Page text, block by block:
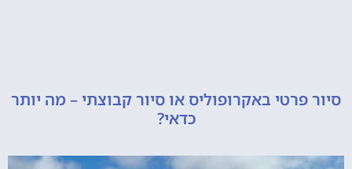
באקרופוליס או סיור קבוצתי – מה יותר